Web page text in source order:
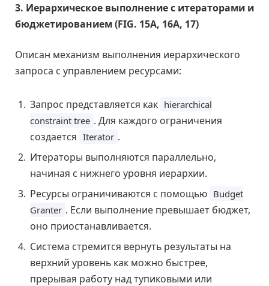
3. Иерархическое выполнение с итераторами и
бюджетированием (FIG. 15A, 16A, 17)
Описан механизм выполнения иерархического
запроса с управлением ресурсами:
Запрос представляется как hierarchical
constraint tree . Для каждого ограничения
создается Iterator .
Итераторы выполняются параллельно,
начиная с нижнего уровня иерархии.
Ресурсы ограничиваются с помощью Budget
Granter . Если выполнение превышает бюджет,
оно приостанавливается.
Система стремится вернуть результаты на
верхний уровень как можно быстрее,
прерывая работу над тупиковыми или